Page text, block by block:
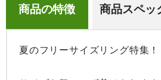
商品の特徴 商品スペッ
夏のフリーサイズリング特集！